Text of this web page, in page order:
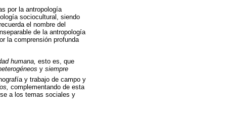
por la antropología
sociocultural, siendo
el nombre del
de la antropología
la comprensión profunda
humana, esto es, que
y siempre
y trabajo de campo y
complementando de esta
a los temas sociales y